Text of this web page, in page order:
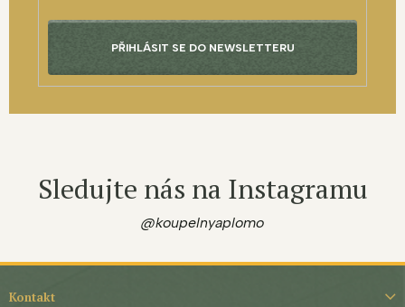
PŘIHLÁSIT SE DO NEWSLETTERU
Sledujte nás na Instagramu
@koupelnyaplomo
Kontakt